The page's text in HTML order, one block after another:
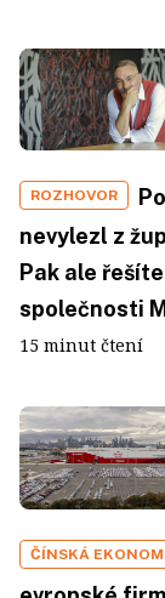
ROZHOVOR
nevylezl z
Pak ale
společnosti
15 minut čtení
ČÍNSKÁ